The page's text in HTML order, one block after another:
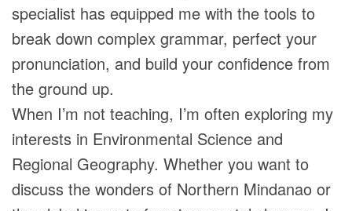
specialist has equipped me with the tools to
break down complex grammar, perfect your
pronunciation, and build your confidence from
the ground up.
When I’m not teaching, I’m often exploring my
interests in Environmental Science and
Regional Geography. Whether you want to
discuss the wonders of Northern Mindanao or